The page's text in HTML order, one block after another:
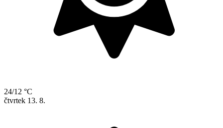
24/12 °C
čtvrtek 13. 8.